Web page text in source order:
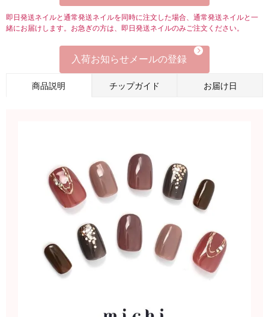
即日発送ネイルと通常発送ネイルを同時に注文した場合、通常発送ネイルと一
緒にお届けします。お急ぎの方は、即日発送ネイルのみご注文ください。
入荷お知らせメールの登録
商品説明 チップガイド お届け日